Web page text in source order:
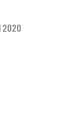
2020